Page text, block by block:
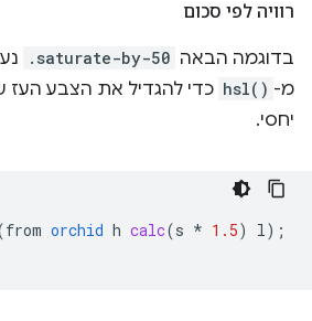
רוויה לפי סכום
בדוגמה הבאה .saturate-by-50
מ- hsl() כדי להגדיל את הצבע העז
יחסי.
from orchid h calc(s * 1.5) l );